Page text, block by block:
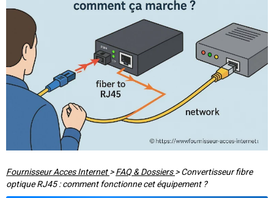
Fournisseur Acces Internet >FAQ & Dossiers >Convertisseur fibre
optique RJ45 : comment fonctionne cet équipement ?